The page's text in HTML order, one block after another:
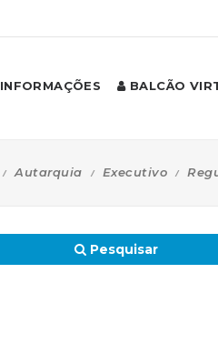
INFORMAÇÕES BALCÃO
Autarquia Executivo
Pesquisar